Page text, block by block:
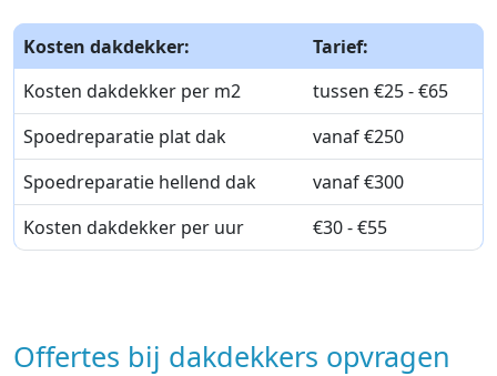
Kosten dakdekker:
Tarief:
Kosten dakdekker per m2
tussen €25 - €65
Spoedreparatie plat dak
vanaf €250
Spoedreparatie hellend dak
vanaf €300
Kosten dakdekker per uur
€30 - €55
Offertes bij dakdekkers opvragen